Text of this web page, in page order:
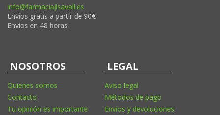
info@farmaciajlsavall.es
Envíos gratis a partir de 90€
Envíos en 48 horas
NOSOTROS
Quienes somos
Contacto
Tu opinión es importante
LEGAL
Aviso legal
Métodos de pago
Envíos y devoluciones